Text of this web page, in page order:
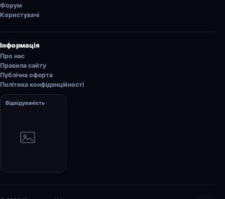
Форум
Користувачі
Інформація
Про нас
Правила сайту
Публічна оферта
Політика конфіденційності
Відвідуваність